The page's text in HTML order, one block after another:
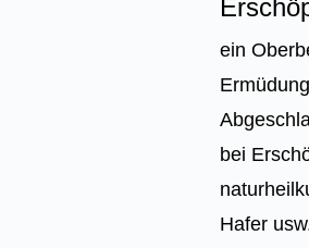
ein
bei
Hafer